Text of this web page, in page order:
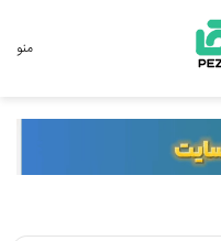
منو